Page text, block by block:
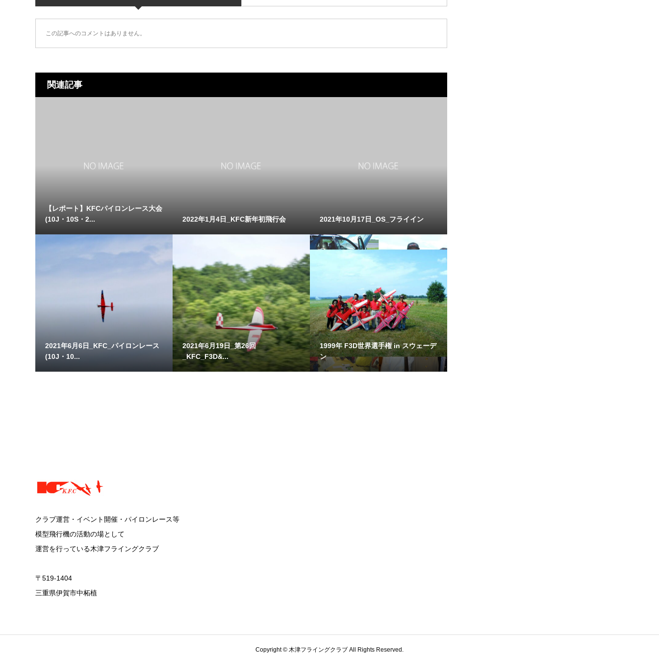
この記事へのコメントはありません。
関連記事
【レポート】KFCパイロンレース大会
(10J・10S・2...
2022年1月4日_KFC新年初飛行会 2021年10月17日_OS_フライイン
2021年6月6日_KFC_パイロンレース
(10J・10...
2021年6月19日_第26回
_KFC_F3D&...
1999年 F3D世界選手権 in スウェーデ
ン
クラブ運営・イベント開催・パイロンレース等
模型飛行機の活動の場として
運営を行っている木津フライングクラブ
〒519-1404
三重県伊賀市中柘植
Copyright © 木津フライングクラブ All Rights Reserved.